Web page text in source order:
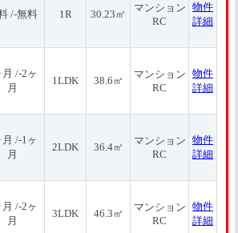
/-無料 1R 30.23㎡
マンション
RC
物件
詳細
/-2ヶ
月
1LDK 38.6㎡
マンション
RC
物件
詳細
/-1ヶ
月
2LDK 36.4㎡
マンション
RC
物件
詳細
/-2ヶ
月
3LDK 46.3㎡
マンション
RC
物件
詳細